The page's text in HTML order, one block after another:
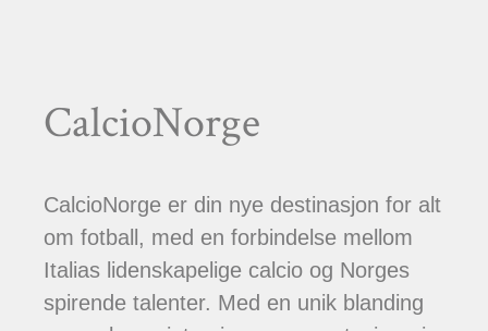
CalcioNorge
CalcioNorge er din nye destinasjon for alt
om fotball, med en forbindelse mellom
Italias lidenskapelige calcio og Norges
spirende talenter. Med en unik blanding